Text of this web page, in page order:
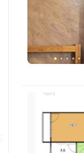
тeлeвизоp,
печь,
Проведен
В доме
парковки
В шаговой
сады,
Отличная
Звоните,
571
I